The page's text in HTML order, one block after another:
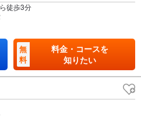
徒歩3分
無
料
料金・コースを
知りたい